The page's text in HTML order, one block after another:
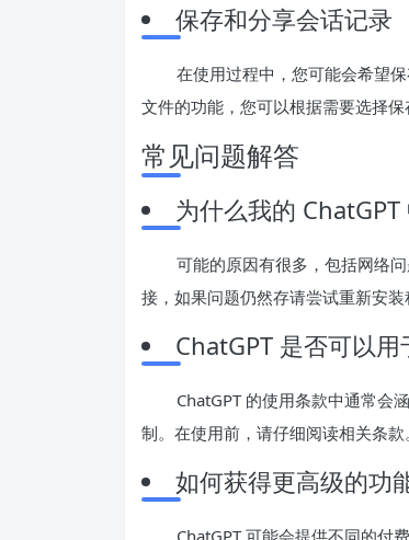
保存和分享会话记录
在使用过程中，您可能会希望
文件的功能，您可以根据需要选择保
常见问题解答
为什么我的
可能的原因有很多，包括网络
接，如果问题仍然存请尝试重新安装
ChatGPT 是否可以用
ChatGPT 的使用条款中通常会
制。在使用前，请仔细阅读相关条款。
如何获得更高级的功
ChatGPT 可能会提供不同的付